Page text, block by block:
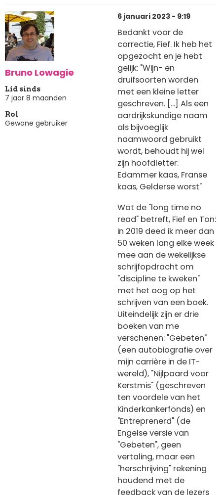
Bruno Lowagie
Lid sinds
7 jaar 8 maanden
Rol
Gewone gebruiker
6 januari 2023 - 9:19
Bedankt voor de
correctie, Fief. Ik heb het
opgezocht en je hebt
gelijk: "Wijn- en
druifsoorten worden
met een kleine letter
geschreven. [...] Als een
aardrijkskundige naam
als bijvoeglijk
naamwoord gebruikt
wordt, behoudt hij wel
zijn hoofdletter:
Edammer kaas, Franse
kaas, Gelderse worst"
Wat de "long time no
read" betreft, Fief en Ton:
in 2019 deed ik meer dan
50 weken lang elke week
mee aan de wekelijkse
schrijfopdracht om
"discipline te kweken"
met het oog op het
schrijven van een boek.
Uiteindelijk zijn er drie
boeken van me
verschenen: "Gebeten"
(een autobiografie over
mijn carrière in de IT-
wereld), "Nijlpaard voor
Kerstmis" (geschreven
ten voordele van het
Kinderkankerfonds) en
"Entreprenerd" (de
Engelse versie van
"Gebeten", geen
vertaling, maar een
"herschrijving" rekening
houdend met de
feedback van de lezers